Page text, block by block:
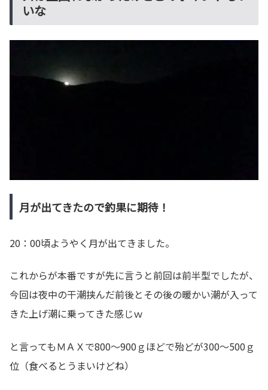
いな
月が出てきたので釣果に期待！
20：00頃ようやく月が出てきました。
これからが本番ですが先に言うと前回は前半型でしたが、
今回は夜中の干潮挟んだ前後とその後の暖かい潮が入って
きた上げ潮に乗ってきた感じｗ
と言ってもＭＡＸで800～900ｇほどで殆どが300～500ｇ
位（食べるとうまいけどね）